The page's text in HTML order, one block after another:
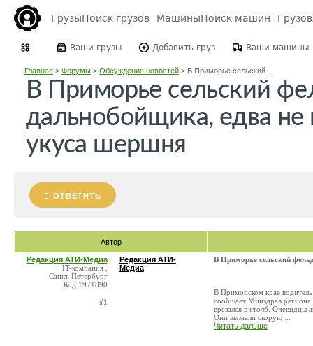
ГрузыПоиск грузов МашиныПоиск машин
Ваши грузы Добавить груз Ваши машины
Главная> Форумы> Обсуждение новостей> В Приморье сельский ...
В Приморье сельский
дальнобойщика, едва не
укуса шершня
ОТВЕТИТЬ
Автор
Редакция АТИ-Медиа
IT-компания ,
Санкт-Петербург
Код:1971890
#1
Редакция АТИ-
Медиа
В Приморье сельский
В Приморском крае
сообщает Минздрав региона
врезался в столб. Очевидцы
Они вызвали скорую ...
Читать дальше